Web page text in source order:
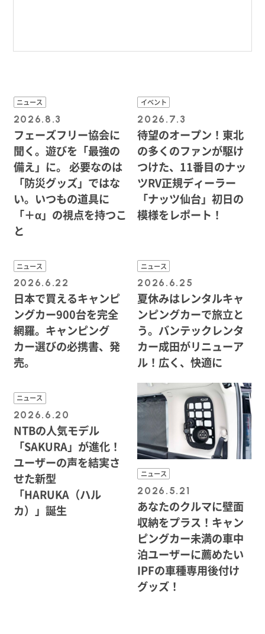
ニュース
2026.8.3
フェーズフリー協会に
聞く。遊びを「最強の
備え」に。 必要なのは
「防災グッズ」ではな
い。いつもの道具に
「＋α」の視点を持つこ
と
イベント
2026.7.3
待望のオープン！東北
の多くのファンが駆け
つけた、11番目のナッ
ツRV正規ディーラー
「ナッツ仙台」初日の
模様をレポート！
ニュース
2026.6.22
日本で買えるキャンピ
ングカー900台を完全
網羅。キャンピング
カー選びの必携書、発
売。
ニュース
2026.6.25
夏休みはレンタルキャ
ンピングカーで旅立と
う。バンテックレンタ
カー成田がリニューア
ル！広く、快適に
ニュース
2026.6.20
NTBの人気モデル
「SAKURA」が進化！
ユーザーの声を結実さ
せた新型
「HARUKA（ハル
カ）」誕生
ニュース
2026.5.21
あなたのクルマに壁面
収納をプラス！キャン
ピングカー未満の車中
泊ユーザーに薦めたい
IPFの車種専用後付け
グッズ！